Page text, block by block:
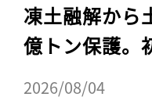
凍土融解から
億トン保護。
2026/08/04